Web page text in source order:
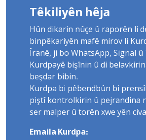
Têkiliyên hêja
Hûn dikarin nûçe û raporên li
binpêkariyên mafê mirov li
Îranê, ji bo WhatsApp, Signal û
Kurdpayê bişînin û di
beşdar bibin.
Kurdpa bi pêbendbûn bi
piştî kontrolkirin û pejrandina
ser malper û torên xwe yên
Emaila Kurdpa: